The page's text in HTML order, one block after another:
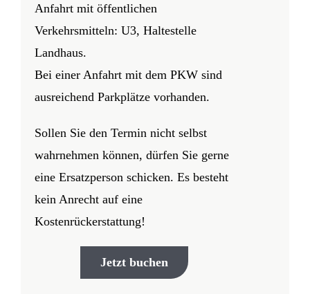
Anfahrt mit öffentlichen
Verkehrsmitteln: U3, Haltestelle
Landhaus.
Bei einer Anfahrt mit dem PKW sind
ausreichend Parkplätze vorhanden.
Sollen Sie den Termin nicht selbst
wahrnehmen können, dürfen Sie gerne
eine Ersatzperson schicken. Es besteht
kein Anrecht auf eine
Kostenrückerstattung!
Jetzt buchen